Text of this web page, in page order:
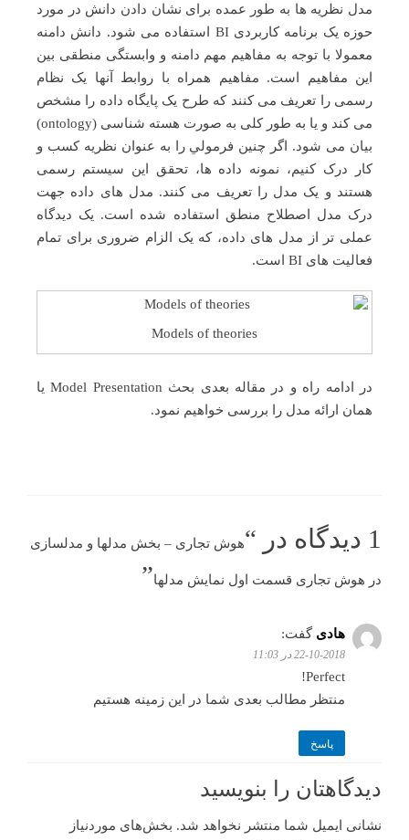
مدل نظریه ها به طور عمده برای نشان دادن دانش در مورد
حوزه یک برنامه کاربردی BI استفاده می شود. دانش دامنه
معمولا با توجه به مفاهیم مهم دامنه و وابستگی منطقی بین
این مفاهیم است. مفاهیم همراه با روابط آنها یک نظام
رسمی را تعریف می کنند که طرح یک پایگاه داده را مشخص
می کند و یا به طور کلی به صورت هسته شناسی (ontology)
بیان می شود. اگر چنین فرمولي را به عنوان نظریه کسب و
کار درک کنیم، نمونه داده ها، تحقق این سیستم رسمی
هستند و یک مدل را تعریف می کنند. مدل های داده جهت
درک مدل اصطلاح منطق استفاده شده است. یک دیدگاه
عملی تر از مدل های داده، که یک الزام ضروری برای تمام
فعالیت های BI است.
Models of theories
در ادامه راه و در مقاله بعدی بحث Model Presentation یا
همان ارائه مدل را بررسی خواهیم نمود.
1 دیدگاه در “ هوش تجاری – بخش مدلها و مدلسازی
در هوش تجاری قسمت اول نمایش مدلها”
هادی گفت:
22-10-2018 در 11:03
Perfect!
منتظر مطالب بعدی شما در این زمینه هستیم
پاسخ
دیدگاهتان را بنویسید
نشانی ایمیل شما منتشر نخواهد شد. بخش‌های موردنیاز